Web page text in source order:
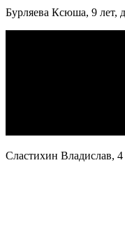
Бурляева Ксюша, 9 лет,
Сластихин Владислав,